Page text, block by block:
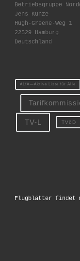
Betriebsgruppe
Jens Kunze
Hugh-Greene-Weg 1
22529 Hamburg
Deutschland
ALfA—Aktive Liste für Alle
TV-L TVöD
Flugblätter findet